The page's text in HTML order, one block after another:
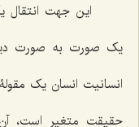
این جهت
یک صورت به صورت
انسانیت انسان یک
حقیقت متغیر است،